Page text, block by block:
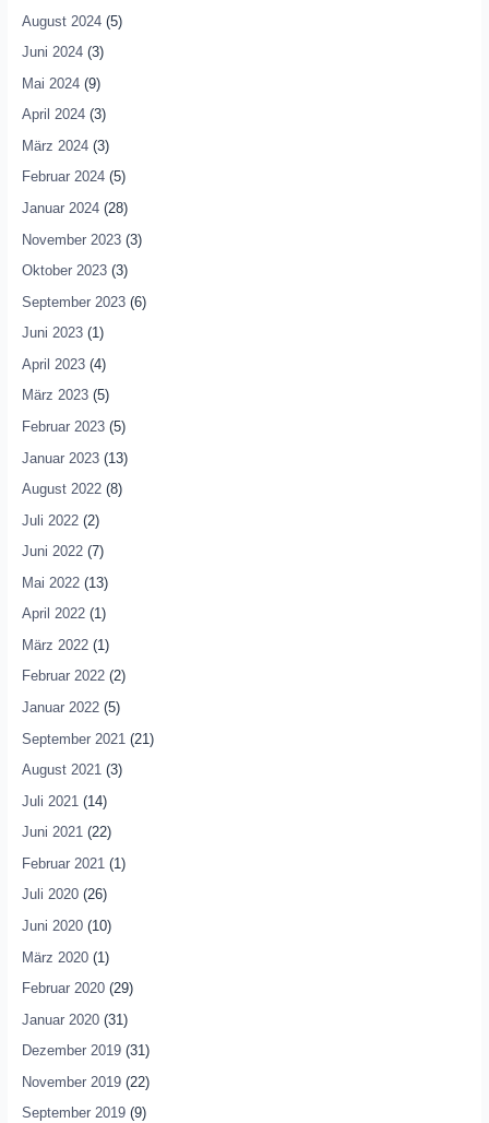
August 2024(5)
Juni 2024(3)
Mai 2024(9)
April 2024(3)
März 2024(3)
Februar 2024(5)
Januar 2024(28)
November 2023(3)
Oktober 2023(3)
September 2023(6)
Juni 2023(1)
April 2023(4)
März 2023(5)
Februar 2023(5)
Januar 2023(13)
August 2022(8)
Juli 2022(2)
Juni 2022(7)
Mai 2022(13)
April 2022(1)
März 2022(1)
Februar 2022(2)
Januar 2022(5)
September 2021 (21)
August 2021(3)
Juli 2021 (14)
Juni 2021(22)
Februar 2021 (1)
Juli 2020(26)
Juni 2020(10)
März 2020(1)
Februar 2020(29)
Januar 2020(31)
Dezember 2019(31)
November 2019(22)
September 2019(9)